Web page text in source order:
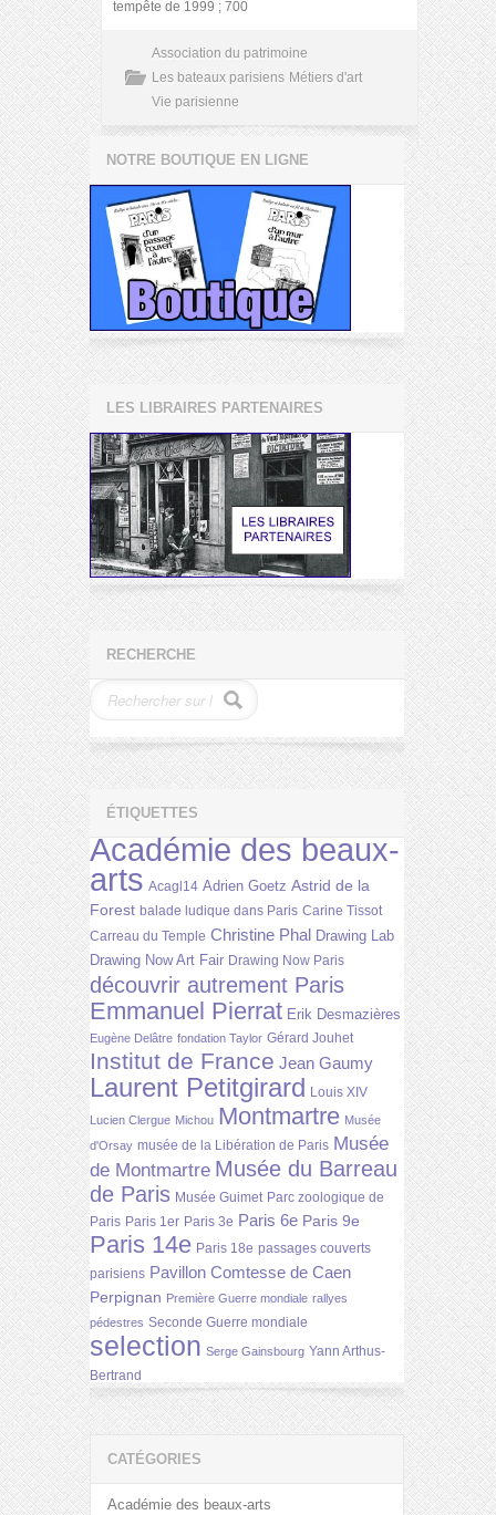
tempête de 1999 ; 700
Association du patrimoine
Les bateaux parisiens Métiers d'art
Vie parisienne
NOTRE BOUTIQUE EN LIGNE
LES LIBRAIRES PARTENAIRES
RECHERCHE
ÉTIQUETTES
Académie des beaux-
arts Acagl14 Adrien Goetz Astrid de la
Forest balade ludique dans Paris Carine Tissot
Carreau du Temple Christine Phal Drawing Lab
Drawing Now Art Fair Drawing Now Paris
découvrir autrement Paris
Emmanuel Pierrat Erik Desmazières
Eugène Delâtre fondation Taylor Gérard Jouhet
Institut de France Jean Gaumy
Laurent Petitgirard Louis XIV
Lucien Clergue Michou Montmartre Musée
d'Orsay musée de la Libération de Paris Musée
de Montmartre Musée du Barreau
de Paris Musée Guimet Parc zoologique de
Paris Paris 1er Paris 3e Paris 6e Paris 9e
Paris 14e Paris 18e passages couverts
parisiens Pavillon Comtesse de Caen
Perpignan Première Guerre mondiale rallyes
pédestres Seconde Guerre mondiale
selection Serge Gainsbourg Yann Arthus-
Bertrand
CATÉGORIES
Académie des beaux-arts